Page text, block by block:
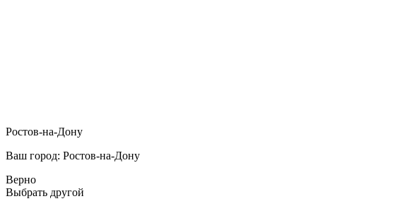
Ростов-на-Дону
Ваш город: Ростов-на-Дону
Верно
Выбрать другой